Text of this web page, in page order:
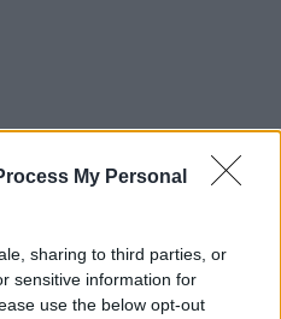
My Personal
sharing to third parties, or
sensitive information for
use the below opt-out